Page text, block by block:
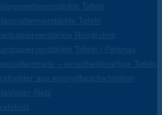
Tafeln
Tafeln
Rundrohre
Tafeln | Pertinax
– verschiedenartige Tafeln
aus epoxydbeschichtetem
Netz